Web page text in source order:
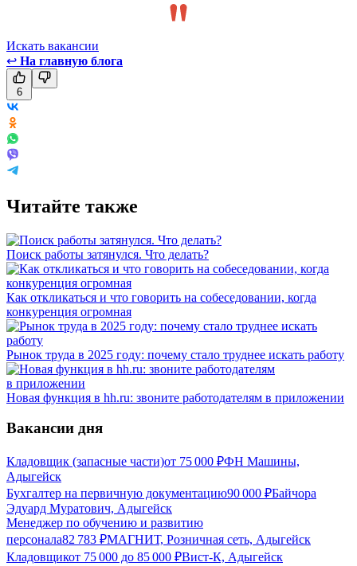
Искать вакансии
↩ На главную блога
6
Читайте также
Поиск работы затянулся. Что делать?
Как откликаться и что говорить на собеседовании, когда
конкуренция огромная
Рынок труда в 2025 году: почему стало труднее искать работу
Новая функция в hh.ru: звоните работодателям в приложении
Вакансии дня
Кладовщик (запасные части)от 75 000 ₽ФН Машины,
Адыгейск
Бухгалтер на первичную документацию90 000 ₽Байчора
Эдуард Муратович, Адыгейск
Менеджер по обучению и развитию
персонала82 783 ₽МАГНИТ, Розничная сеть, Адыгейск
Кладовщикот 75 000 до 85 000 ₽Вист-К, Адыгейск